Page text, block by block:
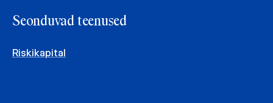
Seonduvad teenused
Riskikapital